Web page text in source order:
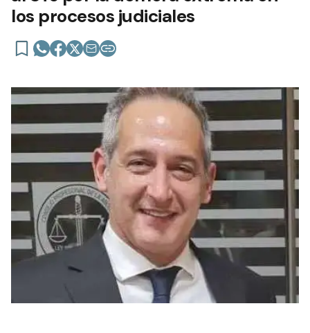
los procesos judiciales